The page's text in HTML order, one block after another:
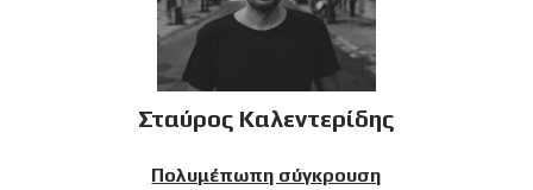
Σταύρος Καλεντερίδης
Πολυμέπωπη σύγκρουση